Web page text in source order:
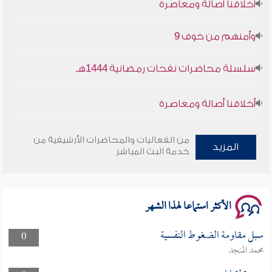
سلسلة محاضرات نفحات رمضانية 1444هـ
المزيد
من الفعاليات والمحاضرات الأرشيفية من
خدمة البث المباشر
الأكثر استماعا لهذا الشهر
0 سبل مقاومة الضغوط النفسية
محمد المنجد